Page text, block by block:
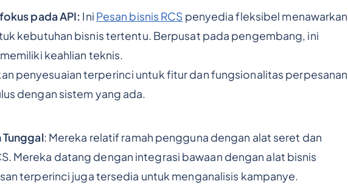
pada API: Ini Pesan bisnis RCS penyedia fleksibel menawarkan
kebutuhan bisnis tertentu. Berpusat pada pengembang, ini
keahlian teknis.
penyesuaian terperinci untuk fitur dan fungsionalitas perpesanan
dengan sistem yang ada.
: Mereka relatif ramah pengguna dengan alat seret dan
Mereka datang dengan integrasi bawaan dengan alat bisnis
terperinci juga tersedia untuk menganalisis kampanye.